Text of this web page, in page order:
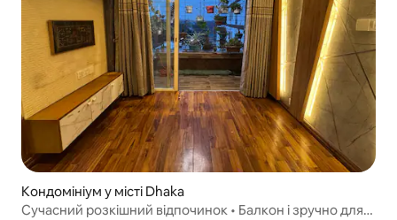
Кондомініум у місті Dhaka
Сучасний розкішний відпочинок • Балкон і зручно для